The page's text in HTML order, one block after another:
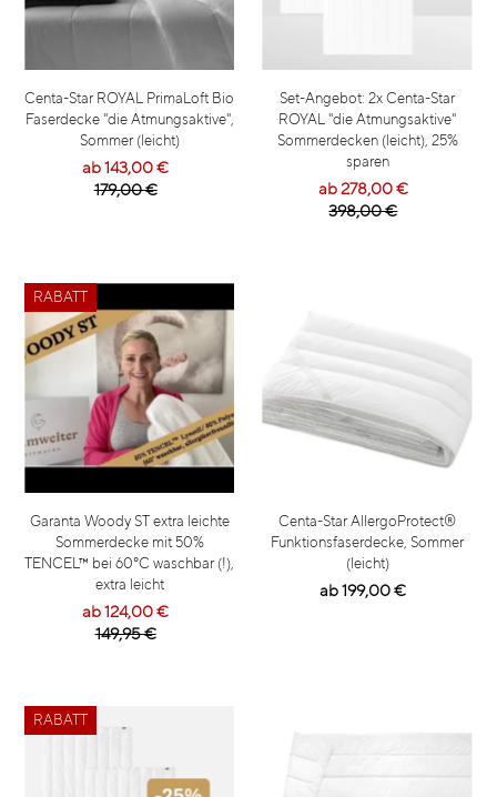
Centa-Star ROYAL PrimaLoft Bio
Faserdecke "die Atmungsaktive",
Sommer (leicht)
ab 143,00 €
179,00 €
Set-Angebot: 2x Centa-Star
ROYAL "die Atmungsaktive"
Sommerdecken (leicht), 25%
sparen
ab 278,00 €
398,00 €
RABATT
Garanta Woody ST extra leichte
Sommerdecke mit 50%
TENCEL™ bei 60°C waschbar (!),
extra leicht
ab 124,00 €
149,95 €
Centa-Star AllergoProtect®
Funktionsfaserdecke, Sommer
(leicht)
ab 199,00 €
RABATT